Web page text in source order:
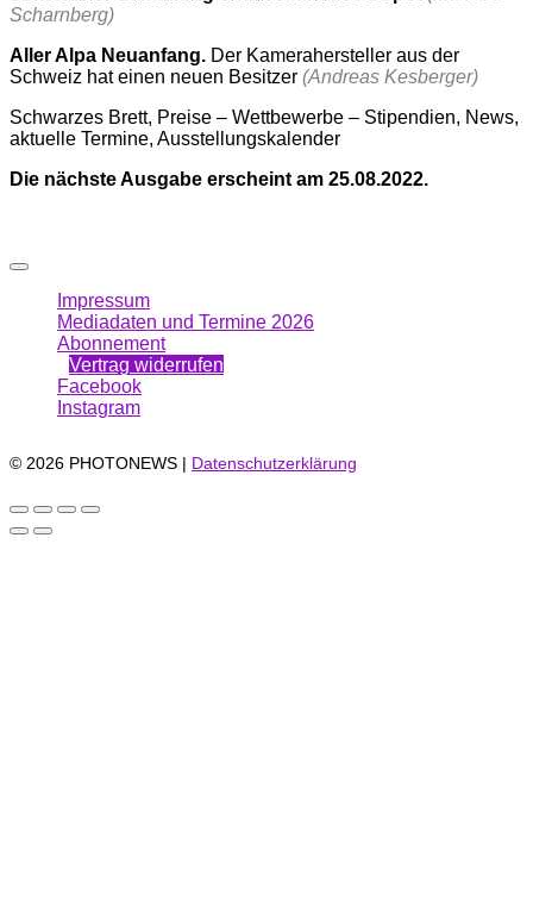
Scharnberg)
Aller Alpa Neuanfang. Der Kamerahersteller aus der
Schweiz hat einen neuen Besitzer (Andreas Kesberger)
Schwarzes Brett, Preise – Wettbewerbe – Stipendien, News,
aktuelle Termine, Ausstellungskalender
Die nächste Ausgabe erscheint am 25.08.2022.
Impressum
Mediadaten und Termine 2026
Abonnement
Vertrag widerrufen
Facebook
Instagram
© 2026 PHOTONEWS | Datenschutzerklärung